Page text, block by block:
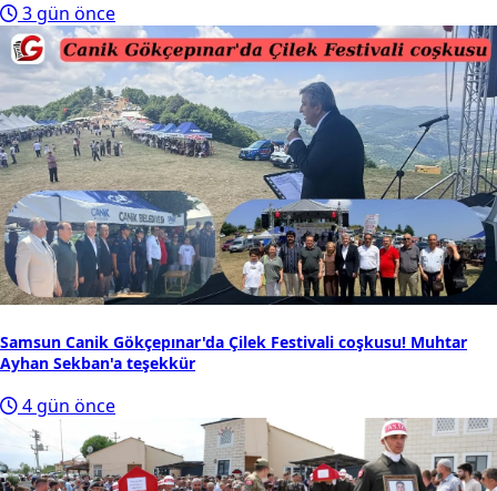
3 gün önce
Samsun Canik Gökçepınar'da Çilek Festivali coşkusu! Muhtar
Ayhan Sekban'a teşekkür
4 gün önce